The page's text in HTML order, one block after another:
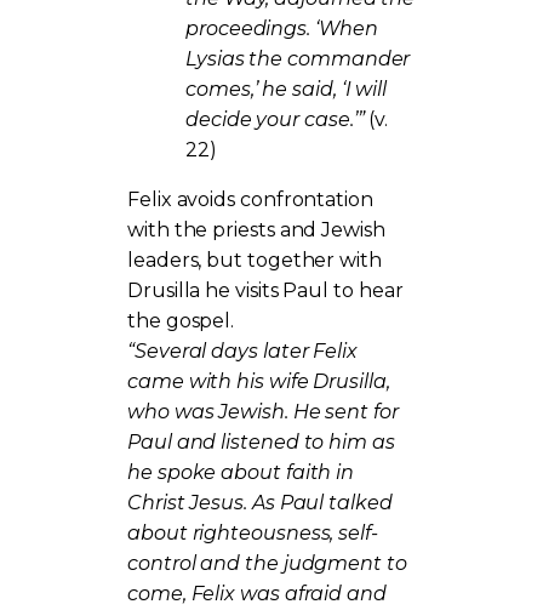
proceedings. ‘When
Lysias the commander
comes,’ he said, ‘I will
decide your case.’”(v.
22)
Felix avoids confrontation
with the priests and Jewish
leaders, but together with
Drusilla he visits Paul to hear
the gospel.
“Several days later Felix
came with his wife Drusilla,
who was Jewish. He sent for
Paul and listened to him as
he spoke about faith in
Christ Jesus. As Paul talked
about righteousness, self-
control and the judgment to
come, Felix was afraid and